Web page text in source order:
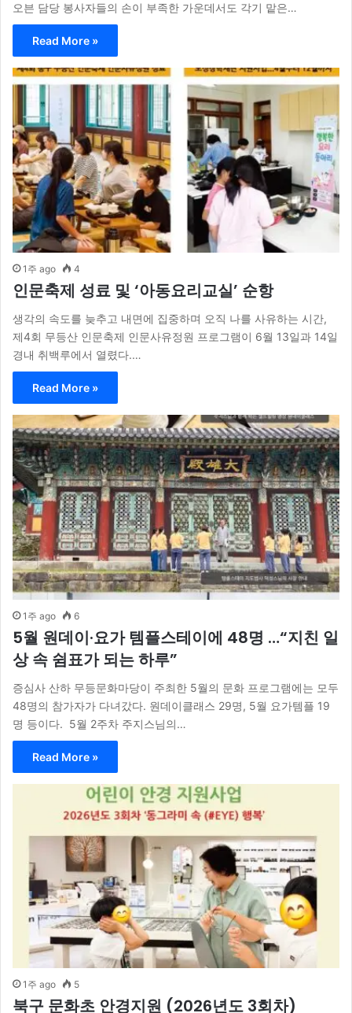
오븐 담당 봉사자들의 손이 부족한 가운데서도 각기 맡은…
Read More »
1주 ago 4
인문축제 성료 및 ‘아동요리교실’ 순항
생각의 속도를 늦추고 내면에 집중하며 오직 나를 사유하는 시간,
제4회 무등산 인문축제 인문사유정원 프로그램이 6월 13일과 14일
경내 취백루에서 열렸다.…
Read More »
1주 ago 6
5월 원데이·요가 템플스테이에 48명 …“지친 일
상 속 쉼표가 되는 하루”
증심사 산하 무등문화마당이 주최한 5월의 문화 프로그램에는 모두
48명의 참가자가 다녀갔다. 원데이클래스 29명, 5월 요가템플 19
명 등이다. 5월 2주차 주지스님의…
Read More »
1주 ago 5
북구 문화초 안경지원 (2026년도 3회차)